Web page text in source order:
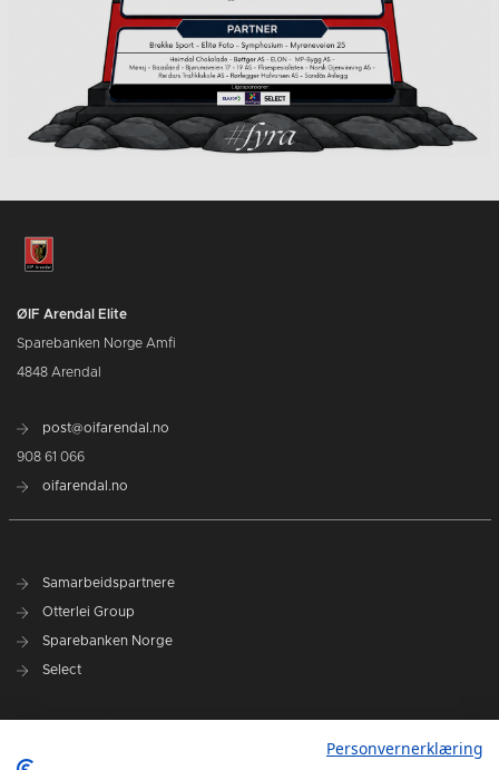
ØIF Arendal Elite
Sparebanken Norge Amfi
4848 Arendal
post@oifarendal.no
908 61 066
oifarendal.no
Samarbeidspartnere
Otterlei Group
Sparebanken Norge
Select
Personvernerklæring